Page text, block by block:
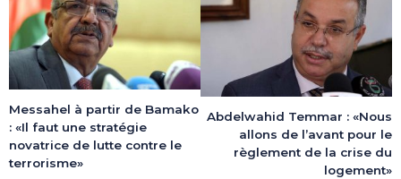
Messahel à partir de Bamako
: «Il faut une stratégie
novatrice de lutte contre le
terrorisme»
Abdelwahid Temmar : «Nous
allons de l’avant pour le
règlement de la crise du
logement»